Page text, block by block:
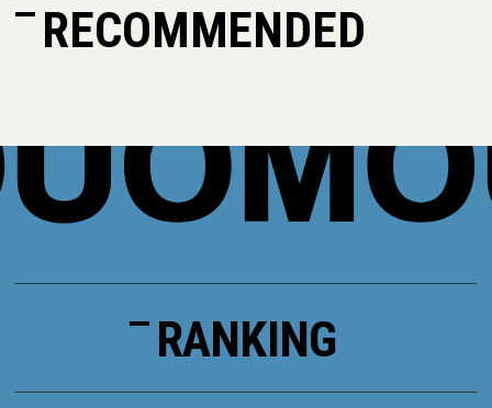
RECOMMENDED
RANKING